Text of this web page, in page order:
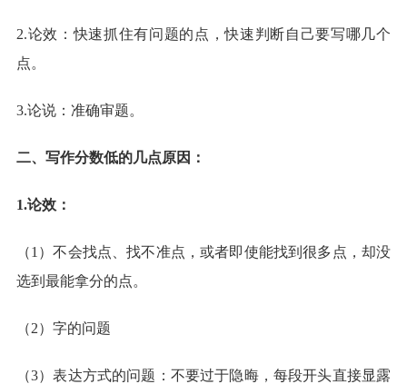
2.论效：快速抓住有问题的点，快速判断自己要写哪几个
点。
3.论说：准确审题。
二、写作分数低的几点原因：
1.论效：
（1）不会找点、找不准点，或者即使能找到很多点，却没
选到最能拿分的点。
（2）字的问题
（3）表达方式的问题：不要过于隐晦，每段开头直接显露